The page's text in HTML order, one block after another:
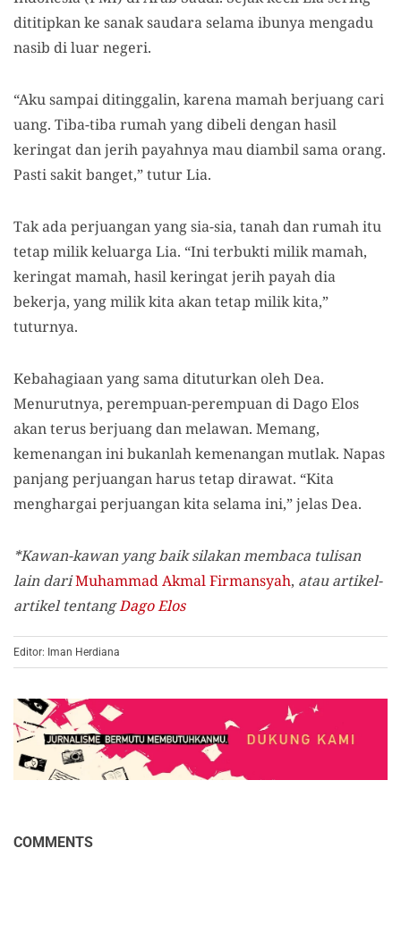
dititipkan ke sanak saudara selama ibunya mengadu
nasib di luar negeri.
“Aku sampai ditinggalin, karena mamah berjuang cari
uang. Tiba-tiba rumah yang dibeli dengan hasil
keringat dan jerih payahnya mau diambil sama orang.
Pasti sakit banget,” tutur Lia.
Tak ada perjuangan yang sia-sia, tanah dan rumah itu
tetap milik keluarga Lia. “Ini terbukti milik mamah,
keringat mamah, hasil keringat jerih payah dia
bekerja, yang milik kita akan tetap milik kita,”
tuturnya.
Kebahagiaan yang sama dituturkan oleh Dea.
Menurutnya, perempuan-perempuan di Dago Elos
akan terus berjuang dan melawan. Memang,
kemenangan ini bukanlah kemenangan mutlak. Napas
panjang perjuangan harus tetap dirawat. “Kita
menghargai perjuangan kita selama ini,” jelas Dea.
*Kawan-kawan yang baik silakan membaca tulisan
lain dariMuhammad Akmal Firmansyah, atau artikel-
artikel tentangDago Elos
Editor: Iman Herdiana
COMMENTS